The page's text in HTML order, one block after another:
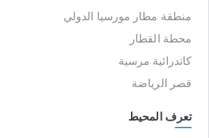
منطقة مطار مورسيا الدولي
محطة القطار
كاتدرائية مرسية
قصر الرياضة
تعرف المحيط